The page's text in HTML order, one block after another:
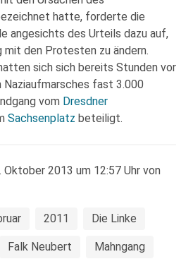
hatte, forderte die
angesichts des Urteils dazu auf,
mit den Protesten zu ändern.
sich sich bereits Stunden vor
Naziaufmarsches fast 3.000
vom Dresdner
Sachsenplatz beteiligt.
2013 um 12:57 Uhr von
2011 Die Linke
Falk Neubert Mahngang